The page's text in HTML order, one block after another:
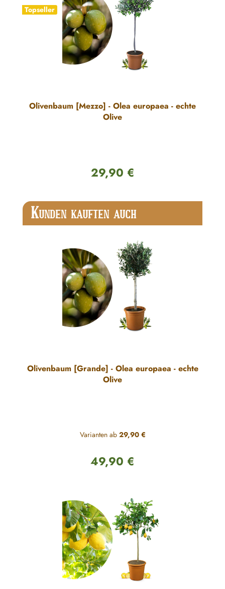
Topseller
Olivenbaum [Mezzo] - Olea europaea - echte
Olive
Regulärer Preis:
29,90 €
Produktgalerie überspringen
KUNDEN KAUFTEN AUCH
Olivenbaum [Grande] - Olea europaea - echte
Olive
Varianten ab29,90 €
Regulärer Preis:
49,90 €